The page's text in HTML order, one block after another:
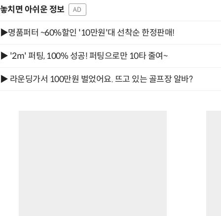
놓치면 아쉬운 정보 AD
▶명품퍼터 ~60%할인 '10만원'대 선착순 한정판매!
▶ '2m' 퍼팅, 100% 성공! 퍼팅으로만 10타 줄여~
▶ 라운딩가서 100만원 벌었어요. 뜨고 있는 골프장 알바?